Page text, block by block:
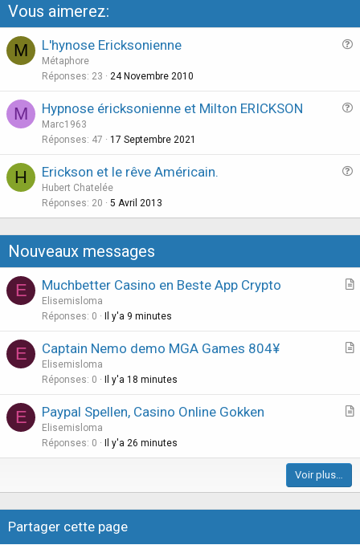
Vous aimerez:
M L'hynose Ericksonienne
Métaphore
Réponses 23 24 Novembre 2010
M Hypnose éricksonienne et Milton ERICKSON
Marc1963
Réponses 47 17 Septembre 2021
H
s
t
o
n
Erickson et le rêve Américain.
Hubert Chatelée
Réponses 20 5 Avril 2013
Nouveaux messages
E
A
c
Muchbetter Casino en Beste App Crypto
Elisemisloma
Réponses 0 Il y'a 9 minutes
E
A
c
Captain Nemo demo MGA Games 804¥
Elisemisloma
Réponses 0 Il y'a 18 minutes
E
A
i
l
e
Paypal Spellen, Casino Online Gokken
Elisemisloma
Réponses 0 Il y'a 26 minutes
Voir plus…
Partager cette page